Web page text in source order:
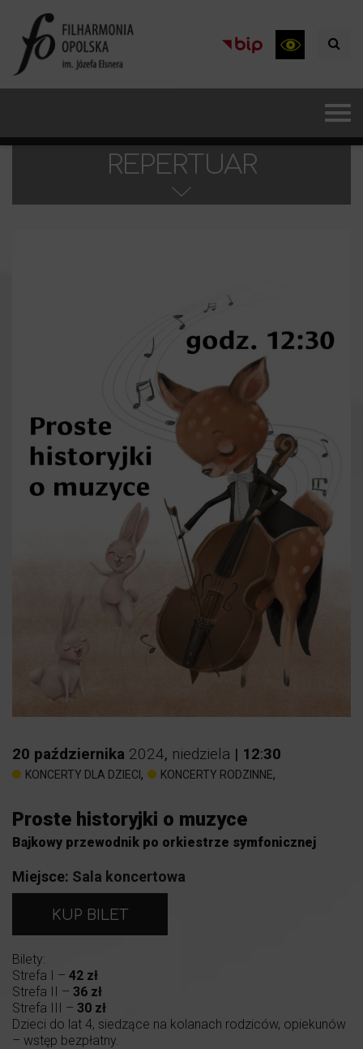
REPERTUAR
20 października 2024, niedziela | 12:30
KONCERTY DLA DZIECI , KONCERTY RODZINNE,
Proste historyjki o muzyce
Bajkowy przewodnik po orkiestrze symfonicznej
Miejsce: Sala koncertowa
KUP BILET
Bilety:
Strefa I – 42 zł
Strefa II – 36 zł
Strefa III – 30 zł
Dzieci do lat 4, siedzące na kolanach rodziców, opiekunów
– wstęp bezpłatny.